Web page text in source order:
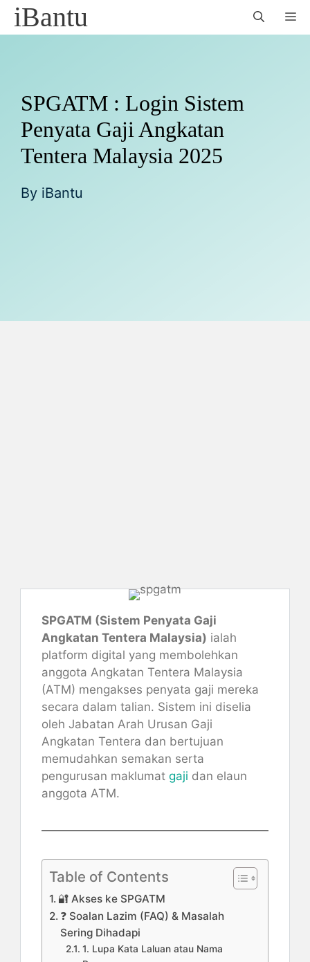
SkipiBantu
SPGATM : Login Sistem
Penyata Gaji Angkatan
Tentera Malaysia 2025
By iBantu
SPGATM (Sistem Penyata Gaji
Angkatan Tentera Malaysia) ialah
platform digital yang membolehkan
anggota Angkatan Tentera Malaysia
(ATM) mengakses penyata gaji mereka
secara dalam talian. Sistem ini diselia
oleh Jabatan Arah Urusan Gaji
Angkatan Tentera dan bertujuan
memudahkan semakan serta
pengurusan maklumat gaji dan elaun
anggota ATM.
Table of Contents
🔐 Akses ke SPGATM
❓ Soalan Lazim (FAQ) & Masalah
Sering Dihadapi
1. Lupa Kata Laluan atau Nama